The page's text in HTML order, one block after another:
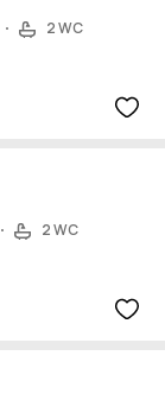
2 WC
2 WC